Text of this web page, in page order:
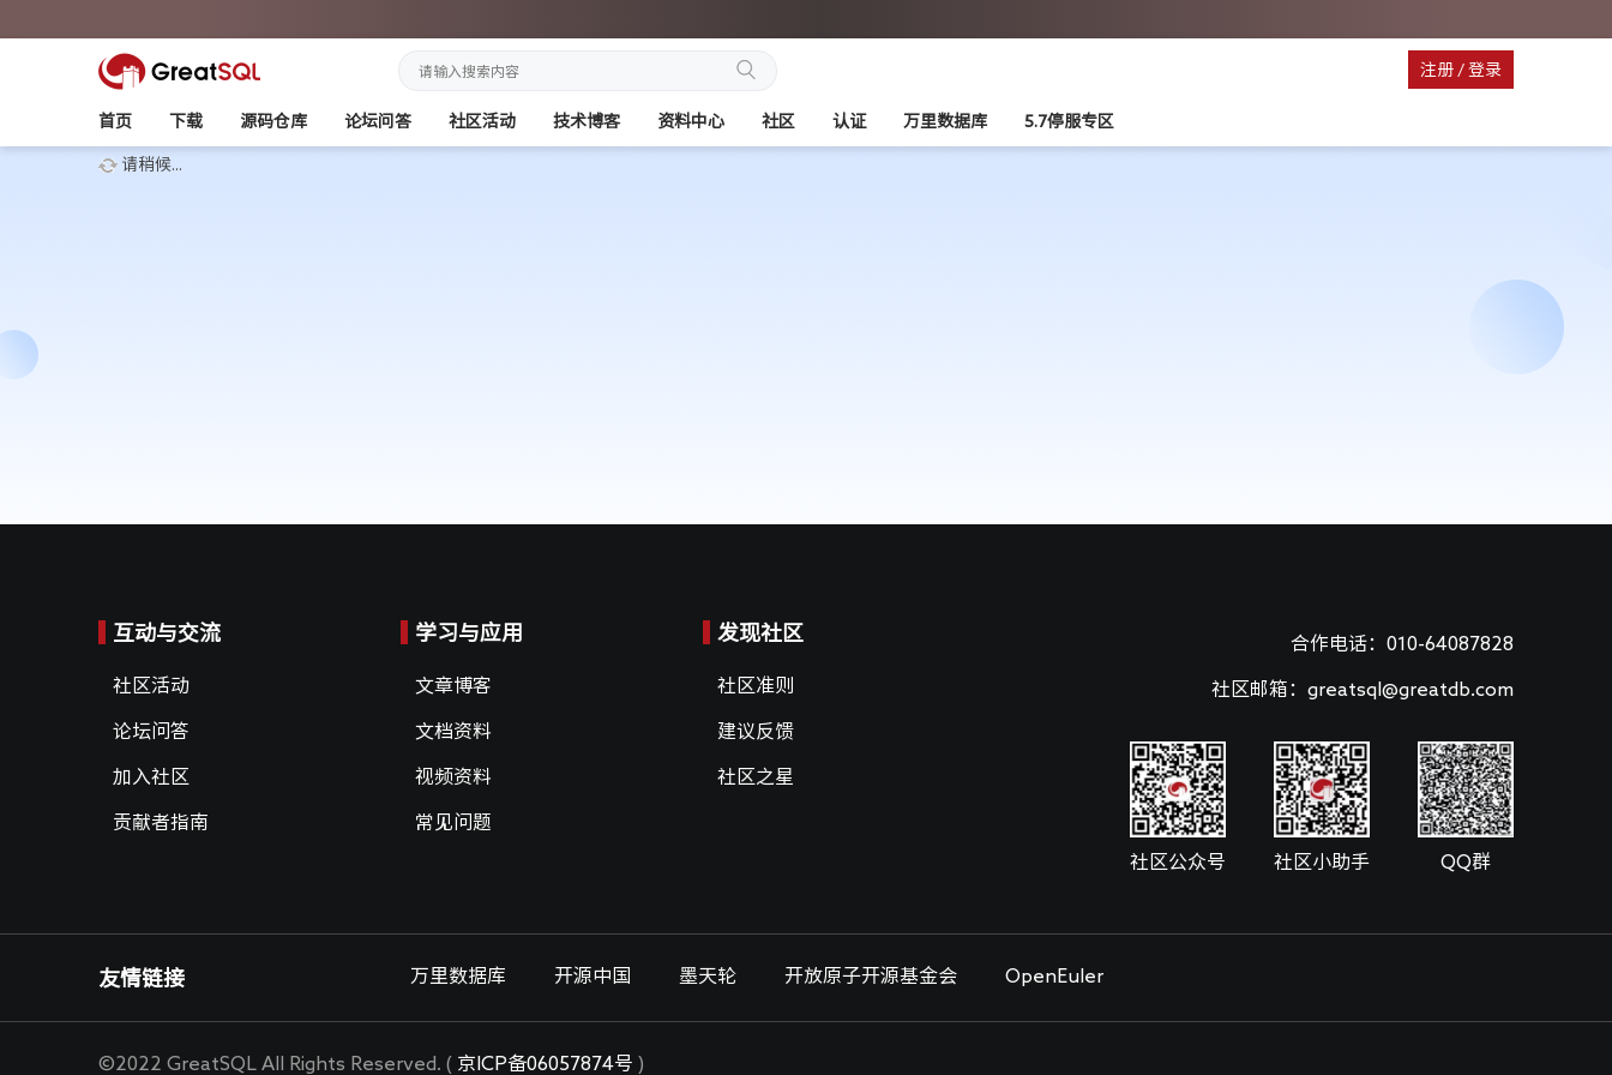
注册 / 登录
首页 下载 源码仓库 论坛问答 社区活动 技术博客 资料中心 社区 认证 万里数据库 5.7停服专区
请稍候...
互动与交流
社区活动
论坛问答
加入社区
贡献者指南
学习与应用
文章博客
文档资料
视频资料
常见问题
发现社区
社区准则
建议反馈
社区之星
合作电话：010-64087828
社区邮箱：greatsql@greatdb.com
社区公众号 社区小助手 QQ群
友情链接 万里数据库 开源中国 墨天轮 开放原子开源基金会 OpenEuler
©2022 GreatSQL All Rights Reserved. ( 京ICP备06057874号 )